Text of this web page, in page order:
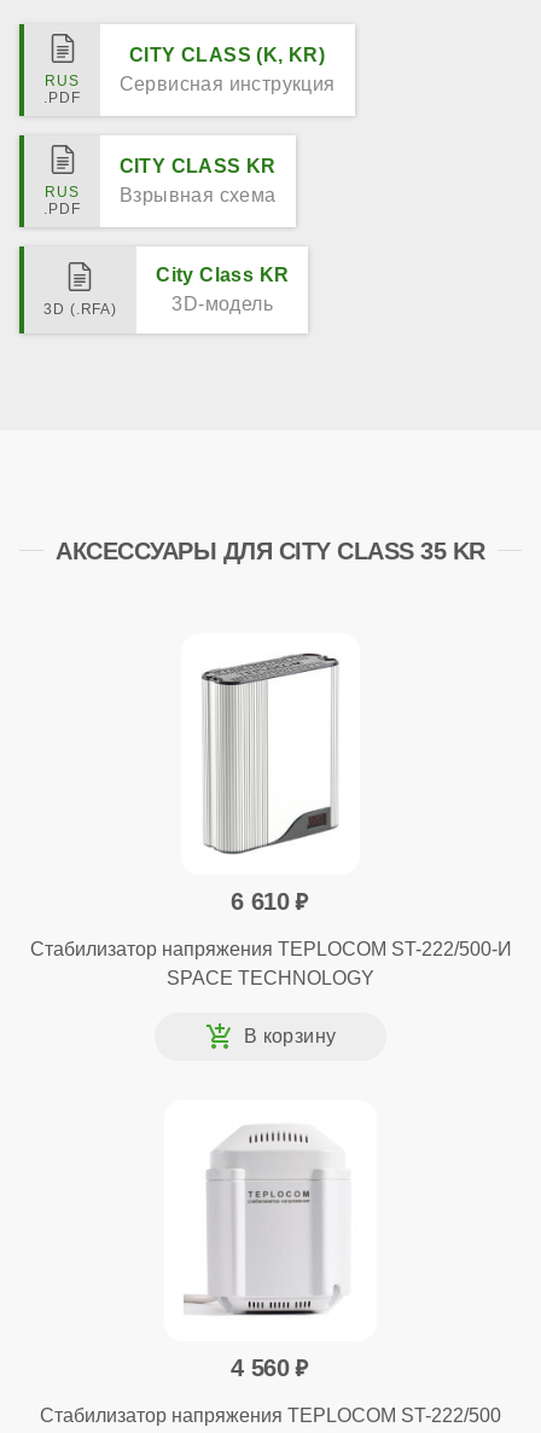
CITY CLASS (K, KR)
Сервисная инструкция
CITY CLASS KR
Взрывная схема
City Class KR
3D-модель
АКСЕССУАРЫ ДЛЯ CITY CLASS 35 KR
6 610
Стабилизатор напряжения TEPLOCOM ST-222/500-И
SPACE TECHNOLOGY
4 560
Стабилизатор напряжения TEPLOCOM ST-222/500